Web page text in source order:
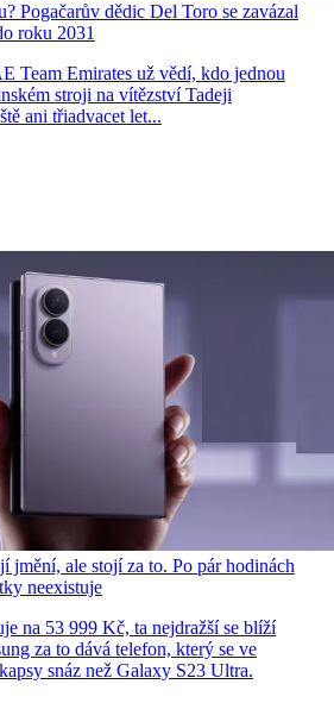
Pogačarův dědic Del Toro se zavázal
roku 2031
Team Emirates už vědí, kdo jednou
stroji na vítězství Tadeji
ani třiadvacet let...
jmění, ale stojí za to. Po pár hodinách
neexistuje
na 53 999 Kč, ta nejdražší se blíží
za to dává telefon, který se ve
snáz než Galaxy S23 Ultra.